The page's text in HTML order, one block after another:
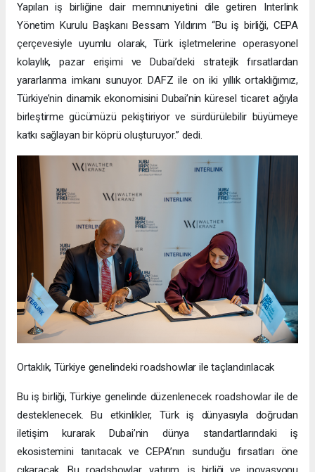
Yapılan iş birliğine dair memnuniyetini dile getiren Interlink
Yönetim Kurulu Başkanı Bessam Yıldırım “Bu iş birliği, CEPA
çerçevesiyle uyumlu olarak, Türk işletmelerine operasyonel
kolaylık, pazar erişimi ve Dubai’deki stratejik fırsatlardan
yararlanma imkanı sunuyor. DAFZ ile on iki yıllık ortaklığımız,
Türkiye’nin dinamik ekonomisini Dubai’nin küresel ticaret ağıyla
birleştirme gücümüzü pekiştiriyor ve sürdürülebilir büyümeye
katkı sağlayan bir köprü oluşturuyor.” dedi.
Ortaklık, Türkiye genelindeki roadshowlar ile taçlandırılacak
Bu iş birliği, Türkiye genelinde düzenlenecek roadshowlar ile de
desteklenecek. Bu etkinlikler, Türk iş dünyasıyla doğrudan
iletişim kurarak Dubai’nin dünya standartlarındaki iş
ekosistemini tanıtacak ve CEPA’nın sunduğu fırsatları öne